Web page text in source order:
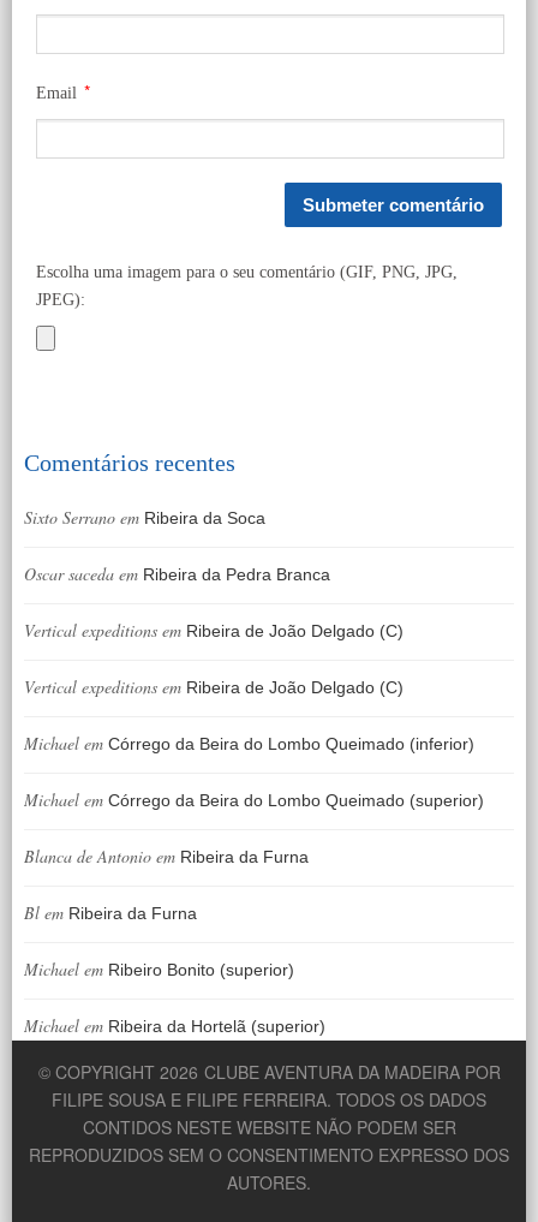
Email *
Escolha uma imagem para o seu comentário (GIF, PNG, JPG,
JPEG):
Comentários recentes
Sixto Serrano em Ribeira da Soca
Oscar saceda em Ribeira da Pedra Branca
Vertical expeditions em Ribeira de João Delgado (C)
Vertical expeditions em Ribeira de João Delgado (C)
Michael em Córrego da Beira do Lombo Queimado (inferior)
Michael em Córrego da Beira do Lombo Queimado (superior)
Blanca de Antonio em Ribeira da Furna
Bl em Ribeira da Furna
Michael em Ribeiro Bonito (superior)
Michael em Ribeira da Hortelã (superior)
© COPYRIGHT 2026 CLUBE AVENTURA DA MADEIRA POR
FILIPE SOUSA E FILIPE FERREIRA. TODOS OS DADOS
CONTIDOS NESTE WEBSITE NÃO PODEM SER
REPRODUZIDOS SEM O CONSENTIMENTO EXPRESSO DOS
AUTORES.